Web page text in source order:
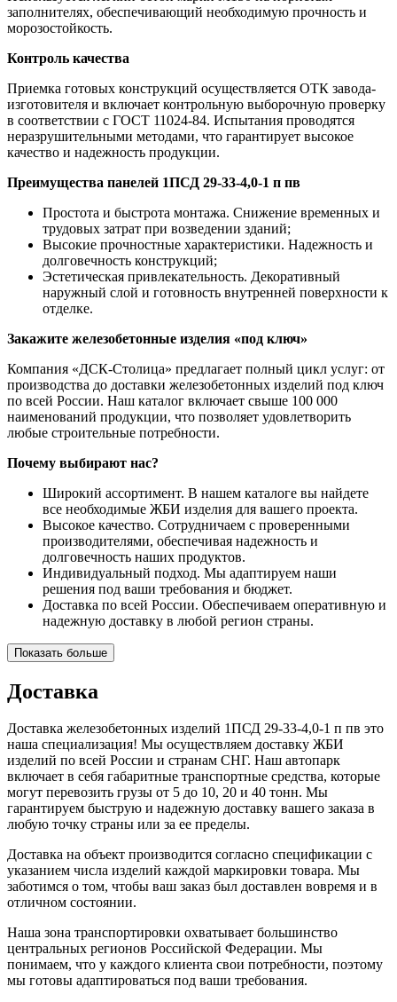
заполнителях, обеспечивающий необходимую прочность и
морозостойкость.
Контроль качества
Приемка готовых конструкций осуществляется ОТК завода-
изготовителя и включает контрольную выборочную проверку
в соответствии с ГОСТ 11024-84. Испытания проводятся
неразрушительными методами, что гарантирует высокое
качество и надежность продукции.
Преимущества панелей 1ПСД 29-33-4,0-1 п пв
Простота и быстрота монтажа. Снижение временных и
трудовых затрат при возведении зданий;
Высокие прочностные характеристики. Надежность и
долговечность конструкций;
Эстетическая привлекательность. Декоративный
наружный слой и готовность внутренней поверхности к
отделке.
Закажите железобетонные изделия «под ключ»
Компания «ДСК-Столица» предлагает полный цикл услуг: от
производства до доставки железобетонных изделий под ключ
по всей России. Наш каталог включает свыше 100 000
наименований продукции, что позволяет удовлетворить
любые строительные потребности.
Почему выбирают нас?
Широкий ассортимент. В нашем каталоге вы найдете
все необходимые ЖБИ изделия для вашего проекта.
Высокое качество. Сотрудничаем с проверенными
производителями, обеспечивая надежность и
долговечность наших продуктов.
Индивидуальный подход. Мы адаптируем наши
решения под ваши требования и бюджет.
Доставка по всей России. Обеспечиваем оперативную и
надежную доставку в любой регион страны.
Показать больше
Доставка
Доставка железобетонных изделий 1ПСД 29-33-4,0-1 п пв это
наша специализация! Мы осуществляем доставку ЖБИ
изделий по всей России и странам СНГ. Наш автопарк
включает в себя габаритные транспортные средства, которые
могут перевозить грузы от 5 до 10, 20 и 40 тонн. Мы
гарантируем быструю и надежную доставку вашего заказа в
любую точку страны или за ее пределы.
Доставка на объект производится согласно спецификации с
указанием числа изделий каждой маркировки товара. Мы
заботимся о том, чтобы ваш заказ был доставлен вовремя и в
отличном состоянии.
Наша зона транспортировки охватывает большинство
центральных регионов Российской Федерации. Мы
понимаем, что у каждого клиента свои потребности, поэтому
мы готовы адаптироваться под ваши требования.